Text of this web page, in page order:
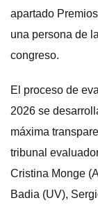
apartado
una persona de
congreso.
El proceso de
2026 se
máxima
tribunal
Cristina Monge
Badia (UV),